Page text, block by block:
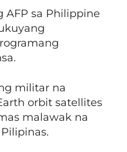
sa Philippine
militar na
orbit satellites
malawak na